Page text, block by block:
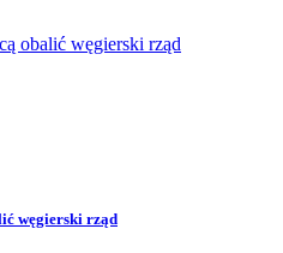
węgierski rząd